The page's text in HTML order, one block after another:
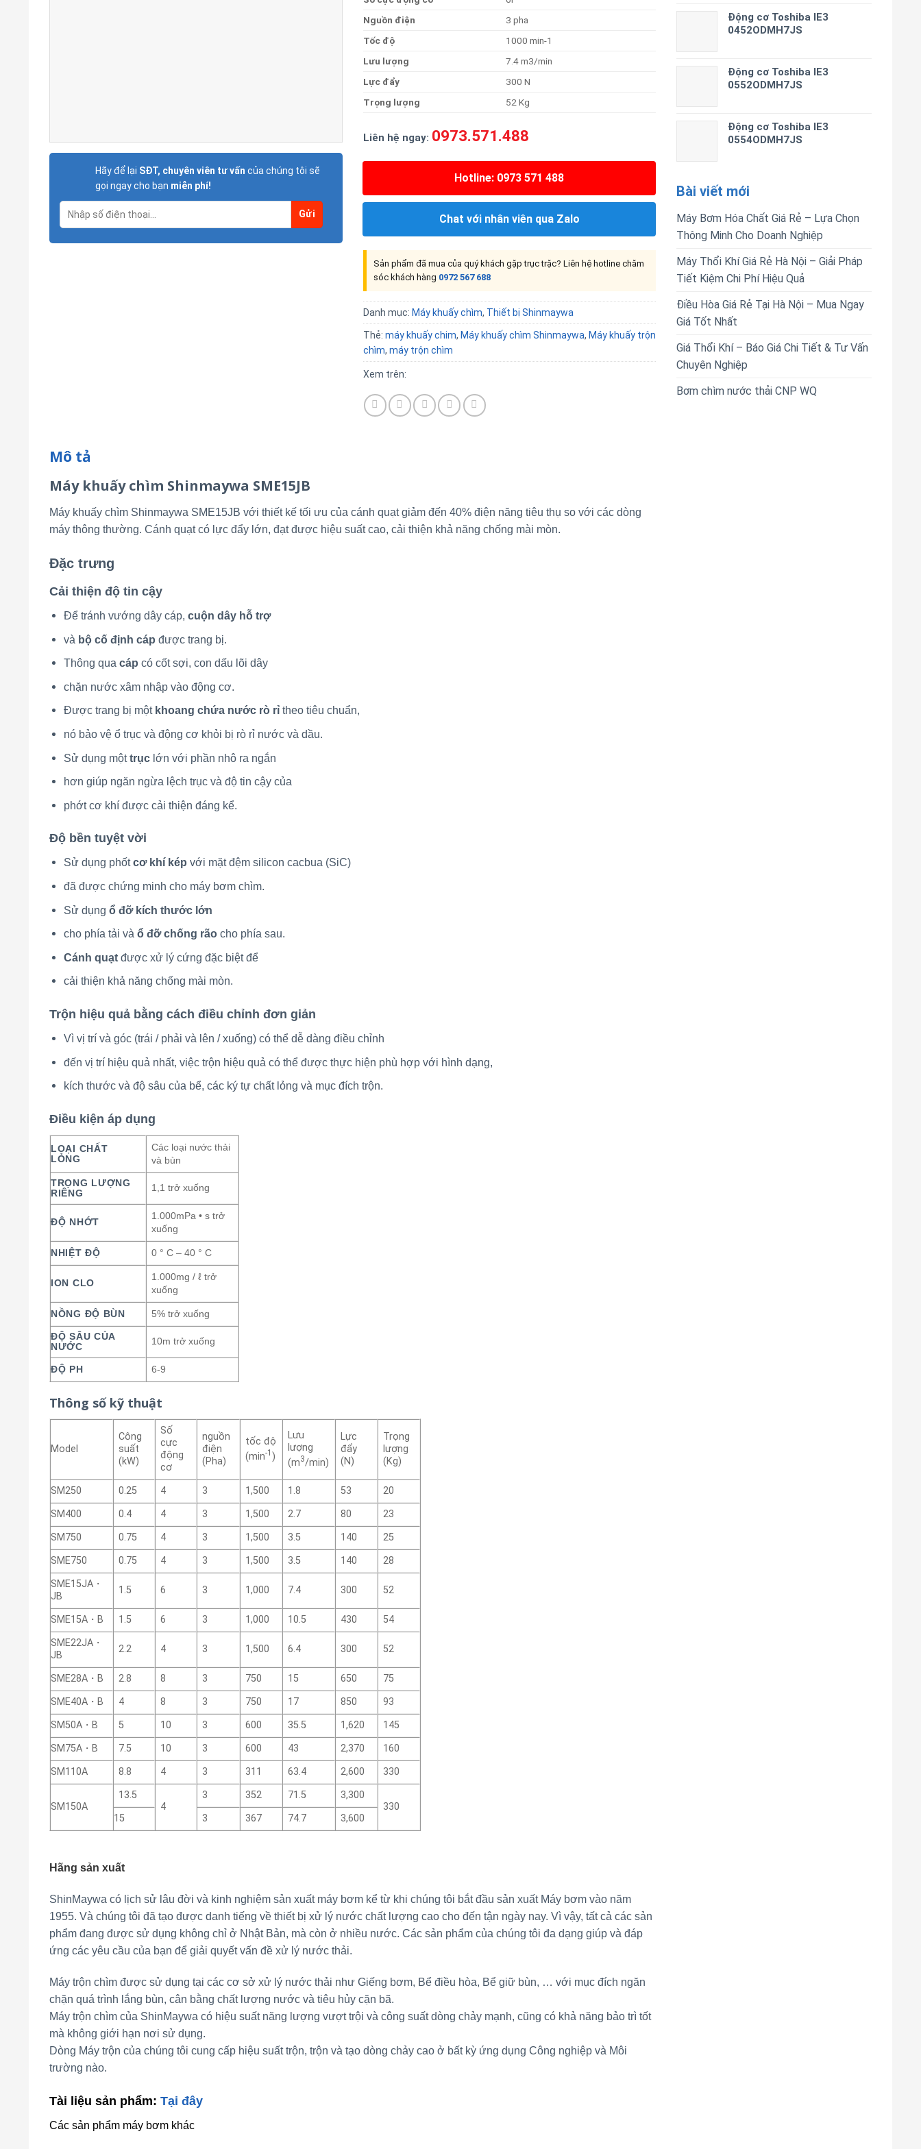
Động cơ Toshiba IE3
0452ODMH7JS
Động cơ Toshiba IE3
0552ODMH7JS
Động cơ Toshiba IE3
0554ODMH7JS
Bài viết mới
Máy Bơm Hóa Chất Giá Rẻ – Lựa Chọn
Thông Minh Cho Doanh Nghiệp
Máy Thổi Khí Giá Rẻ Hà Nội – Giải Pháp
Tiết Kiệm Chi Phí Hiệu Quả
Điều Hòa Giá Rẻ Tại Hà Nội – Mua Ngay
Giá Tốt Nhất
Giá Thổi Khí – Báo Giá Chi Tiết & Tư Vấn
Chuyên Nghiệp
Bơm chìm nước thải CNP WQ
Hãy để lại SĐT, chuyên viên tư vấn của chúng tôi sẽ
gọi ngay cho bạn miễn phí!
Nguồn điện
3 pha
Tốc độ
1000 min-1
Lưu lượng
7.4 m3/min
Lực đẩy
300 N
Trọng lượng 52 Kg
Liên hệ ngay: 0973.571.488
Hotline: 0973 571 488
Chat với nhân viên qua Zalo
Sản phẩm đã mua của quý khách gặp trục trặc? Liên hệ hotline chăm
sóc khách hàng 0972 567 688
Danh mục: Máy khuấy chìm, Thiết bị Shinmaywa
Thẻ: máy khuấy chim, Máy khuấy chìm Shinmaywa, Máy khuấy trộn
chìm, máy trộn chìm
Xem trên:
Mô tả
Máy khuấy chìm Shinmaywa SME15JB
Máy khuấy chìm Shinmaywa SME15JB với thiết kế tối ưu của cánh quạt giảm đến 40% điện năng tiêu thụ so với các dòng
máy thông thường. Cánh quạt có lực đẩy lớn, đạt được hiệu suất cao, cải thiện khả năng chống mài mòn.
Đặc trưng
Cải thiện độ tin cậy
Để tránh vướng dây cáp, cuộn dây hỗ trợ
và bộ cố định cáp được trang bị.
Thông qua cáp có cốt sợi, con dấu lõi dây
chặn nước xâm nhập vào động cơ.
Được trang bị một khoang chứa nước rò rỉtheo tiêu chuẩn,
nó bảo vệ ổ trục và động cơ khỏi bị rò rỉ nước và dầu.
Sử dụng mộttrụclớn với phần nhô ra ngắn
hơn giúp ngăn ngừa lệch trục và độ tin cậy của
phớt cơ khí được cải thiện đáng kể.
Độ bền tuyệt vời
Sử dụng phốtcơ khí kép với mặt đệm silicon cacbua (SiC)
đã được chứng minh cho máy bơm chìm.
Sử dụng ổ đỡ kích thước lớn
cho phía tải và ổ đỡ chống rãocho phía sau.
Cánh quạtđược xử lý cứng đặc biệt để
cải thiện khả năng chống mài mòn.
Trộn hiệu quả bằng cách điều chỉnh đơn giản
Vì vị trí và góc (trái / phải và lên / xuống) có thể dễ dàng điều chỉnh
đến vị trí hiệu quả nhất, việc trộn hiệu quả có thể được thực hiện phù hợp với hình dạng,
kích thước và độ sâu của bể, các ký tự chất lỏng và mục đích trộn.
Điều kiện áp dụng
LOẠI CHẤT
LỎNG
Các loại nước thải
và bùn
TRỌNG LƯỢNG
RIÊNG
1,1 trở xuống
ĐỘ NHỚT
1.000mPa • s trở
xuống
NHIỆT ĐỘ 0 ° C – 40 ° C
ION CLO
1.000mg / ℓ trở
xuống
NỒNG ĐỘ BÙN 5% trở xuống
ĐỘ SÂU CỦA
NƯỚC
10m trở xuống
ĐỘ PH 6-9
Thông số kỹ thuật
Model
Công
suất
(kW)
Số
cực
động
cơ
nguồn
điện
(Pha)
tốc độ
(min-1)
Lưu
lượng
(m3/min)
Lực
đẩy
(N)
Trọng
lượng
(Kg)
SM250 0.25 4 3 1,500 1.8 53
20
SM400
0.4 4 3 1,500 2.7 80
23
SM750
0.75 4 3 1,500 3.5 140
25
SME750
0.75 4 3 1,500 3.5 140
28
SME15JA・
JB
1.5 6 3 1,000 7.4 300 52
SME15A・B 1.5 6 3 1,000 10.5 430
54
SME22JA・
JB
2.2 4 3 1,500 6.4 300 52
SME28A・B 2.8 8 3 750 15 650
75
SME40A・B
4 8 3 750 17 850
93
SM50A・B
5 10 3 600 35.5 1,620
145
SM75A・B
7.5 10 3 600 43 2,370
160
SM110A
8.8 4 3 311 63.4 2,600 330
SM150A
13.5
4
3 352 71.5
3,300
330
15
3 367 74.7 3,600
Hãng sản xuất
ShinMaywa có lịch sử lâu đời và kinh nghiệm sản xuất máy bơm kể từ khi chúng tôi bắt đầu sản xuất Máy bơm vào năm
1955. Và chúng tôi đã tạo được danh tiếng về thiết bị xử lý nước chất lượng cao cho đến tận ngày nay. Vì vậy, tất cả các sản
phẩm đang được sử dụng không chỉ ở Nhật Bản, mà còn ở nhiều nước. Các sản phẩm của chúng tôi đa dạng giúp và đáp
ứng các yêu cầu của bạn để giải quyết vấn đề xử lý nước thải.
Máy trộn chìm được sử dụng tại các cơ sở xử lý nước thải như Giếng bơm, Bể điều hòa, Bể giữ bùn, … với mục đích ngăn
chặn quá trình lắng bùn, cân bằng chất lượng nước và tiêu hủy cặn bã.
Máy trộn chìm của ShinMaywa có hiệu suất năng lượng vượt trội và công suất dòng chảy mạnh, cũng có khả năng bảo trì tốt
mà không giới hạn nơi sử dụng.
Dòng Máy trộn của chúng tôi cung cấp hiệu suất trộn, trộn và tạo dòng chảy cao ở bất kỳ ứng dụng Công nghiệp và Môi
trường nào.
Tài liệu sản phẩm: Tại đây
Các sản phẩm máy bơm khác